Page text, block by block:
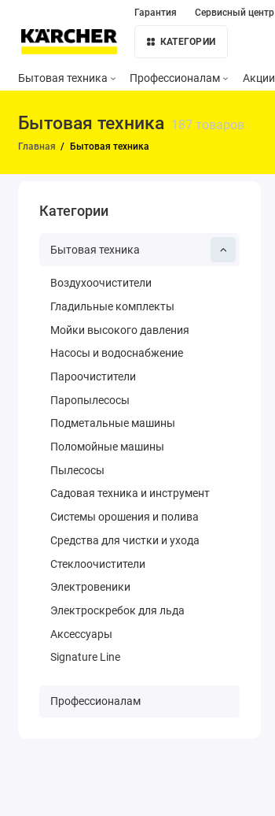
Гарантия Сервисный центр
КАТЕГОРИИ
Бытовая техника Профессионалам Акции
Бытовая техника 187 товаров
Главная Бытовая техника
Категории
Бытовая техника
Воздухоочистители
Гладильные комплекты
Мойки высокого давления
Насосы и водоснабжение
Пароочистители
Паропылесосы
Подметальные машины
Поломойные машины
Пылесосы
Садовая техника и инструмент
Системы орошения и полива
Средства для чистки и ухода
Стеклоочистители
Электровеники
Электроскребок для льда
Аксессуары
Signature Line
Профессионалам